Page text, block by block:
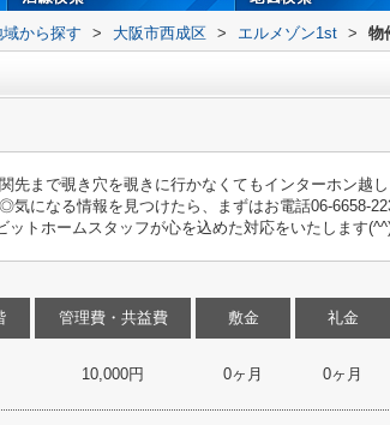
から探す > 大阪市西成区 > エルメゾン1st > 物
まで覗き穴を覗きに行かなくてもインターホン越
になる情報を見つけたら、まずはお電話06-6658-
トホームスタッフが心を込めた対応をいたします
管理費・共益費
10,000円
敷金
0ヶ月
礼金
0ヶ月